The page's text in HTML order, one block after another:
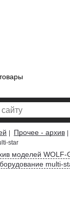
Прочее - архив
star
моделей WOLF-
multi-